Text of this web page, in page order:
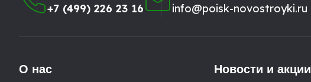
+7 (499) 226 23 16 info@poisk-novostroyki.ru
О нас Новости и акции